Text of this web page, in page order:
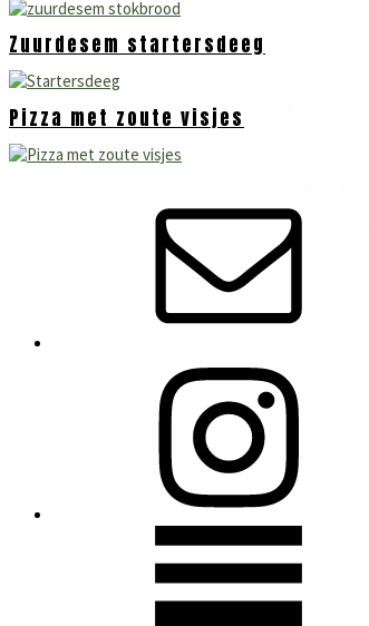
Zuurdesem startersdeeg
Pizza met zoute visjes